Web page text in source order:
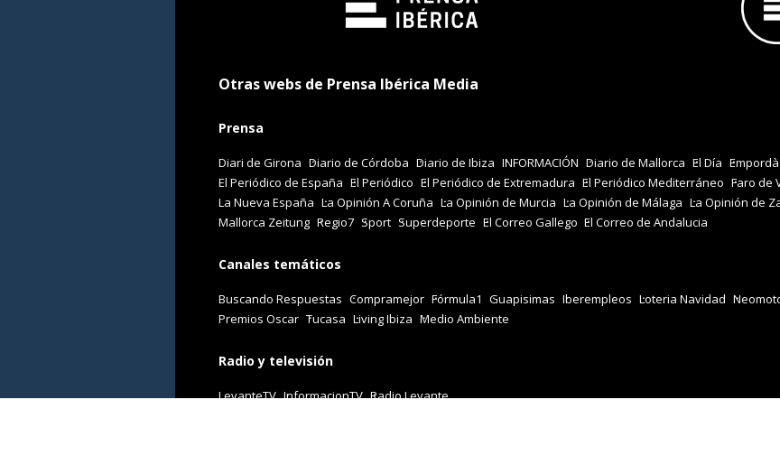
Otras webs de Prensa Ibérica Media
Prensa
Diari de Girona Diario de Córdoba Diario de Ibiza INFORMACIÓN Diario de Mallorca El Día Empordà
El Periódico de España El Periódico El Periódico de Extremadura El Periódico Mediterráneo Faro de
La Nueva España La Opinión A Coruña La Opinión de Murcia La Opinión de Málaga La Opinión de
Mallorca Zeitung Regio7 Sport Superdeporte El Correo Gallego El Correo de Andalucia
Canales temáticos
Buscando Respuestas Compramejor Fórmula1 Guapisimas Iberempleos Loteria Navidad
Premios Oscar Tucasa Living Ibiza Medio Ambiente
Radio y televisión
LevanteTV InformacionTV Radio Levante